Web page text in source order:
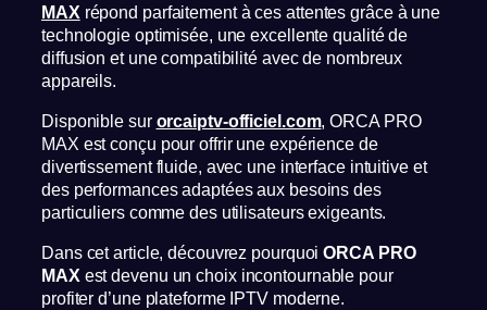
MAX répond parfaitement à ces attentes grâce à une
technologie optimisée, une excellente qualité de
diffusion et une compatibilité avec de nombreux
appareils.
Disponible sur orcaiptv-officiel.com, ORCA PRO
MAX est conçu pour offrir une expérience de
divertissement fluide, avec une interface intuitive et
des performances adaptées aux besoins des
particuliers comme des utilisateurs exigeants.
Dans cet article, découvrez pourquoiORCA PRO
MAX est devenu un choix incontournable pour
profiter d’une plateforme IPTV moderne.